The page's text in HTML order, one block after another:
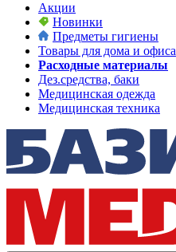
Акции
Новинки
Предметы гигиены
Товары для дома и офиса
Расходные материалы
Дез.средства, баки
Медицинская одежда
Медицинская техника